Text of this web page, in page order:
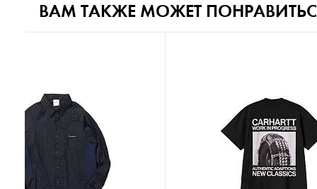
ВАМ ТАКЖЕ МОЖЕТ